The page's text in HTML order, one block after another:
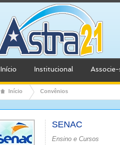
Início Institucional Associe-
Início Convênios
SENAC
Ensino e Cursos